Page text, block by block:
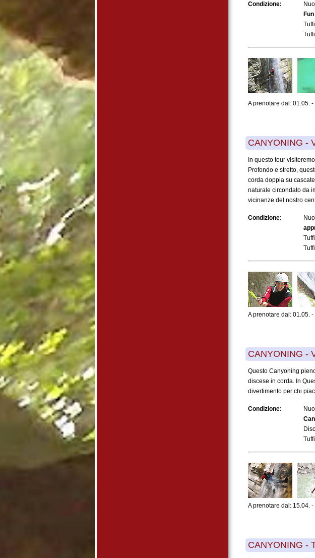
Condizione:
A prenotare dal: 01.05.
CANYONING -
In questo tour
Profondo e stretto,
corda doppia su
naturale circondato da
vicinanze del nostro
Condizione:
A prenotare dal: 01.05.
CANYONING -
Questo Canyoning
discese in corda. In
divertimento per chi
Condizione:
A prenotare dal: 15.04.
CANYONING -